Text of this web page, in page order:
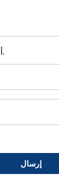
أريد ردًا على رأيي.
إرسال